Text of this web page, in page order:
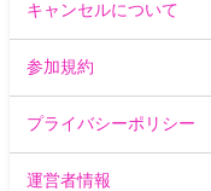
キャンセルについて
参加規約
プライバシーポリシー
運営者情報